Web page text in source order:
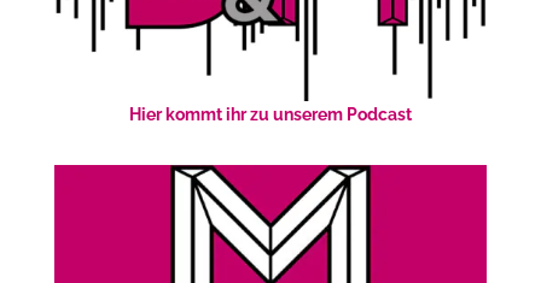
Hier kommt ihr zu unserem Podcast